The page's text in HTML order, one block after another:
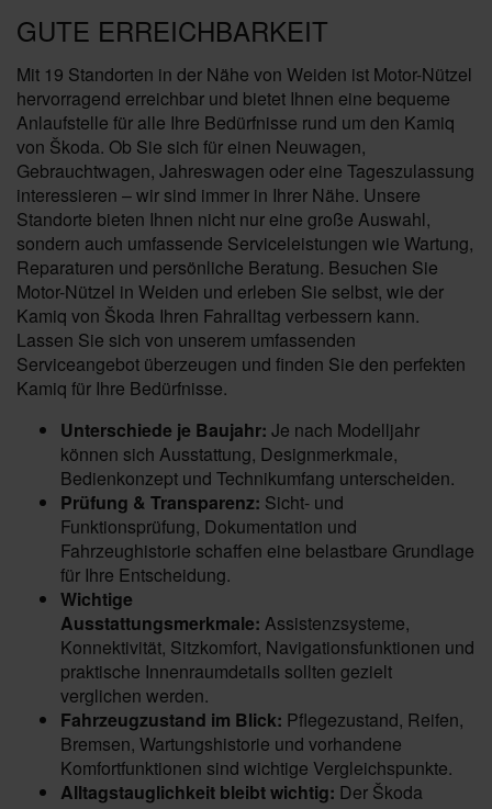
GUTE ERREICHBARKEIT
Mit 19 Standorten in der Nähe von Weiden ist Motor-Nützel
hervorragend erreichbar und bietet Ihnen eine bequeme
Anlaufstelle für alle Ihre Bedürfnisse rund um den Kamiq
von Škoda. Ob Sie sich für einen Neuwagen,
Gebrauchtwagen, Jahreswagen oder eine Tageszulassung
interessieren – wir sind immer in Ihrer Nähe. Unsere
Standorte bieten Ihnen nicht nur eine große Auswahl,
sondern auch umfassende Serviceleistungen wie Wartung,
Reparaturen und persönliche Beratung. Besuchen Sie
Motor-Nützel in Weiden und erleben Sie selbst, wie der
Kamiq von Škoda Ihren Fahralltag verbessern kann.
Lassen Sie sich von unserem umfassenden
Serviceangebot überzeugen und finden Sie den perfekten
Kamiq für Ihre Bedürfnisse.
Unterschiede je Baujahr: Je nach Modelljahr
können sich Ausstattung, Designmerkmale,
Bedienkonzept und Technikumfang unterscheiden.
Prüfung & Transparenz: Sicht- und
Funktionsprüfung, Dokumentation und
Fahrzeughistorie schaffen eine belastbare Grundlage
für Ihre Entscheidung.
Wichtige
Ausstattungsmerkmale: Assistenzsysteme,
Konnektivität, Sitzkomfort, Navigationsfunktionen und
praktische Innenraumdetails sollten gezielt
verglichen werden.
Fahrzeugzustand im Blick: Pflegezustand, Reifen,
Bremsen, Wartungshistorie und vorhandene
Komfortfunktionen sind wichtige Vergleichspunkte.
Alltagstauglichkeit bleibt wichtig: Der Škoda